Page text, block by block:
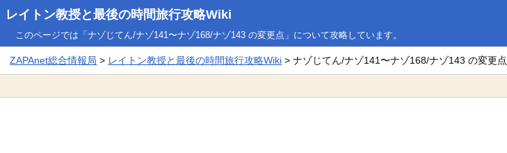
レイトン教授と最後の時間旅行攻略Wiki
このページでは「ナゾじてん/ナゾ141〜ナゾ168/ナゾ143 の変更点」について攻略しています。
ZAPAnet総合情報局 > レイトン教授と最後の時間旅行攻略Wiki > ナゾじてん/ナゾ141〜ナゾ168/ナゾ143 の変更点